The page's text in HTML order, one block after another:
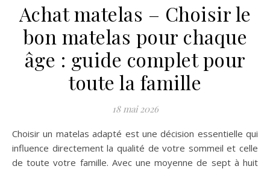
Achat matelas – Choisir le
bon matelas pour chaque
âge : guide complet pour
toute la famille
18 mai 2026
Choisir un matelas adapté est une décision essentielle qui
influence directement la qualité de votre sommeil et celle
de toute votre famille. Avec une moyenne de sept à huit